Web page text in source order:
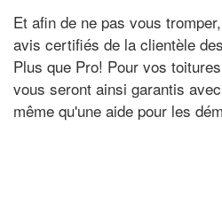
Et afin de ne pas vous
avis certifiés de la clientèle
Plus que Pro! Pour vos
vous seront ainsi garantis
même qu'une aide pour les